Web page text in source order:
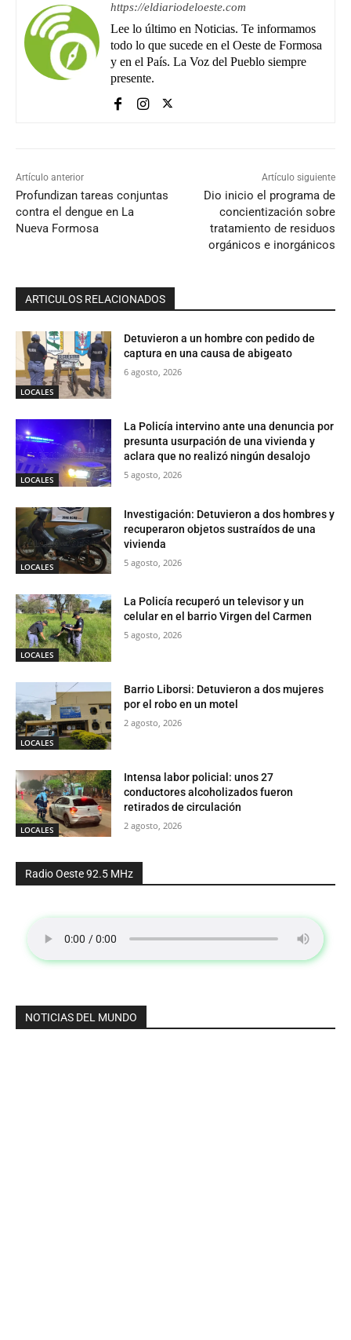
https://eldiariodeloeste.com
Lee lo último en Noticias. Te informamos
todo lo que sucede en el Oeste de Formosa
y en el País. La Voz del Pueblo siempre
presente.
Artículo anterior
Profundizan tareas conjuntas
contra el dengue en La
Nueva Formosa
Artículo siguiente
Dio inicio el programa de
concientización sobre
tratamiento de residuos
orgánicos e inorgánicos
ARTICULOS RELACIONADOS
LOCALES
Detuvieron a un hombre con pedido de
captura en una causa de abigeato
6 agosto, 2026
LOCALES
La Policía intervino ante una denuncia por
presunta usurpación de una vivienda y
aclara que no realizó ningún desalojo
5 agosto, 2026
LOCALES
Investigación: Detuvieron a dos hombres y
recuperaron objetos sustraídos de una
vivienda
5 agosto, 2026
LOCALES
La Policía recuperó un televisor y un
celular en el barrio Virgen del Carmen
5 agosto, 2026
LOCALES
Barrio Liborsi: Detuvieron a dos mujeres
por el robo en un motel
2 agosto, 2026
LOCALES
Intensa labor policial: unos 27
conductores alcoholizados fueron
retirados de circulación
2 agosto, 2026
Radio Oeste 92.5 MHz
NOTICIAS DEL MUNDO